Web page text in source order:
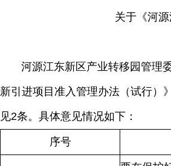
关于《河
河源江东新区产业转移园管理委
新引进项目准入管理办法（试行）
见2条。具体意见情况如下：
序号